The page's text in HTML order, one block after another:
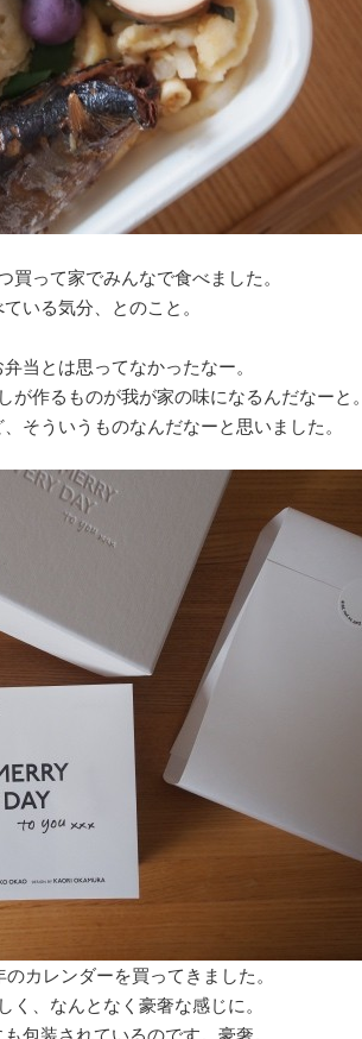
って家でみんなで食べました。
いる気分、とのこと。
当とは思ってなかったなー。
が作るものが我が家の味になるんだなーと。
そういうものなんだなーと思いました。
カレンダーを買ってきました。
く、なんとなく豪奢な感じに。
包装されているのです。豪奢。